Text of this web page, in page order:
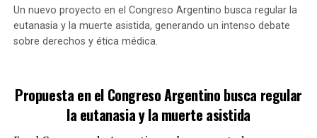
Si se aprueba en el Congreso, esta propuesta
representaría un cambio significativo en el tratamiento
penal de aquellos que colaboran en el encubrimiento de
GALMARINI FUE TITULAR DE AYSA
¿Cómo se limitará el uso de agua
Un nuevo proyecto en el Congreso Argentino busca regular la
eutanasia y la muerte asistida, generando un intenso debate
sobre derechos y ética médica.
Propuesta en el Congreso Argentino busca regular
la eutanasia y la muerte asistida